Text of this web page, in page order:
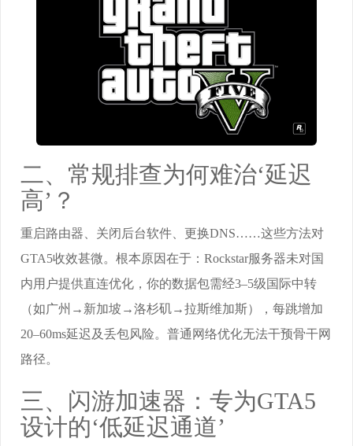
二、常规排查为何难治‘延迟
高’？
重启路由器、关闭后台软件、更换DNS……这些方法对
GTA5收效甚微。根本原因在于：Rockstar服务器未对国
内用户提供直连优化，你的数据包需经3–5级国际中转
（如广州→新加坡→洛杉矶→拉斯维加斯），每跳增加
20–60ms延迟及丢包风险。普通网络优化无法干预骨干网
路径。
三、闪游加速器：专为GTA5
设计的‘低延迟通道’